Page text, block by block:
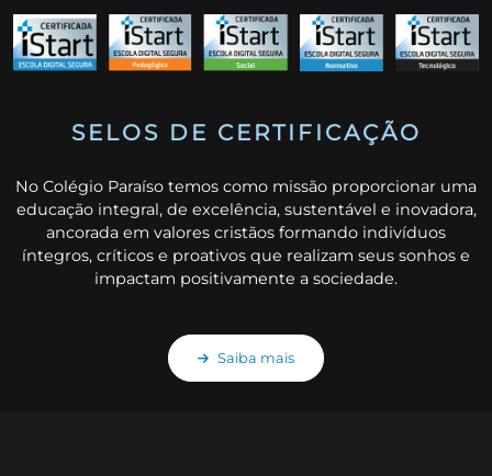
SELOS DE CERTIFICAÇÃO
No Colégio Paraíso temos como missão proporcionar uma
educação integral, de excelência, sustentável e inovadora,
ancorada em valores cristãos formando indivíduos
íntegros, críticos e proativos que realizam seus sonhos e
impactam positivamente a sociedade.
Saiba mais